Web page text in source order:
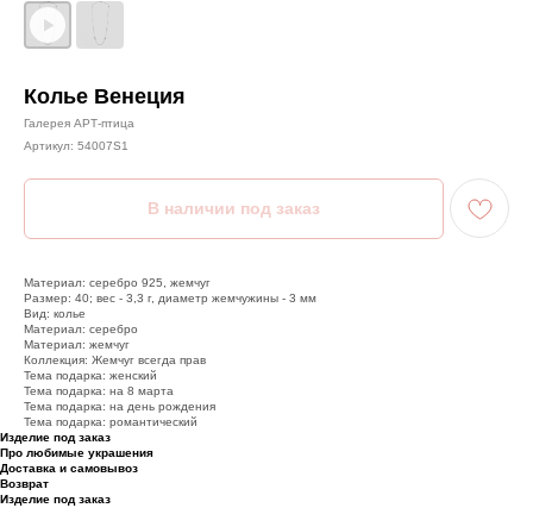
Колье Венеция
Галерея АРТ-птица
Артикул: 54007S1
Материал: серебро 925, жемчуг
Размер: 40; вес - 3,3 г, диаметр жемчужины - 3 мм
Вид: колье
Материал: серебро
Материал: жемчуг
Коллекция: Жемчуг всегда прав
Тема подарка: женский
Тема подарка: на 8 марта
Тема подарка: на день рождения
Тема подарка: романтический
Изделие под заказ
Про любимые украшения
Доставка и самовывоз
Возврат
Изделие под заказ